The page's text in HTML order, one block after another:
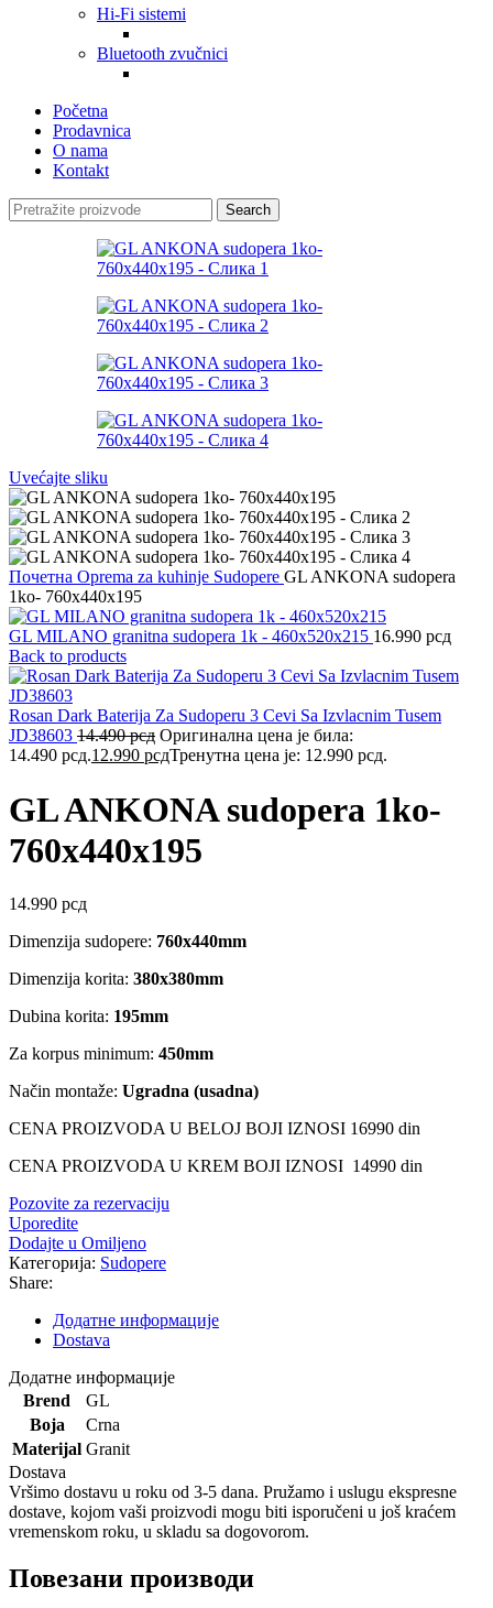
Hi-Fi sistemi
Bluetooth zvučnici
Početna
Prodavnica
O nama
Kontakt
Search
Uvećajte sliku
Почетна Oprema za kuhinje Sudopere GL ANKONA sudopera
1ko- 760x440x195
GL MILANO granitna sudopera 1k - 460x520x215 16.990 рсд
Back to products
Rosan Dark Baterija Za Sudoperu 3 Cevi Sa Izvlacnim Tusem
JD38603 14.490рсд Оригинална цена је била:
14.490 рсд.12.990 рсдТренутна цена је: 12.990 рсд.
GL ANKONA sudopera 1ko-
760x440x195
14.990 рсд
Dimenzija sudopere: 760x440mm
Dimenzija korita: 380x380mm
Dubina korita: 195mm
Za korpus minimum: 450mm
Način montaže: Ugradna (usadna)
CENA PROIZVODA U BELOJ BOJI IZNOSI 16990 din
CENA PROIZVODA U KREM BOJI IZNOSI 14990 din
Pozovite za rezervaciju
Uporedite
Dodajte u Omiljeno
Категорија: Sudopere
Share:
Додатне информације
Dostava
Додатне информације
Brend
GL
Boja
Crna
Materijal Granit
Dostava
Vršimo dostavu u roku od 3-5 dana. Pružamo i uslugu ekspresne
dostave, kojom vaši proizvodi mogu biti isporučeni u još kraćem
vremenskom roku, u skladu sa dogovorom.
Повезани производи